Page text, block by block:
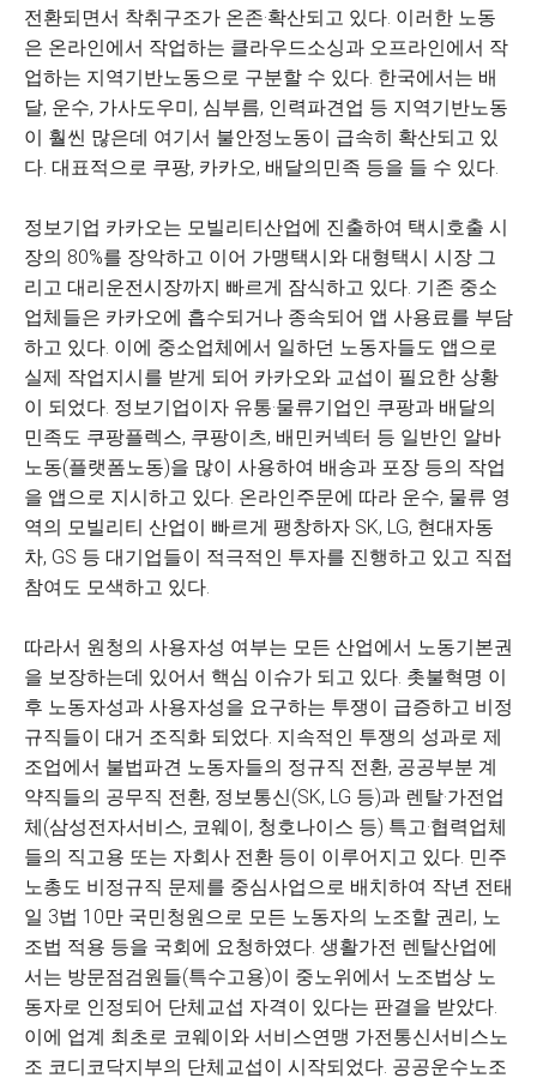
전환되면서 착취구조가 온존·확산되고 있다. 이러한 노동
은 온라인에서 작업하는 클라우드소싱과 오프라인에서 작
업하는 지역기반노동으로 구분할 수 있다. 한국에서는 배
달, 운수, 가사도우미, 심부름, 인력파견업 등 지역기반노동
이 훨씬 많은데 여기서 불안정노동이 급속히 확산되고 있
다. 대표적으로 쿠팡, 카카오, 배달의민족 등을 들 수 있다.
정보기업 카카오는 모빌리티산업에 진출하여 택시호출 시
장의 80%를 장악하고 이어 가맹택시와 대형택시 시장 그
리고 대리운전시장까지 빠르게 잠식하고 있다. 기존 중소
업체들은 카카오에 흡수되거나 종속되어 앱 사용료를 부담
하고 있다. 이에 중소업체에서 일하던 노동자들도 앱으로
실제 작업지시를 받게 되어 카카오와 교섭이 필요한 상황
이 되었다. 정보기업이자 유통·물류기업인 쿠팡과 배달의
민족도 쿠팡플렉스, 쿠팡이츠, 배민커넥터 등 일반인 알바
노동(플랫폼노동)을 많이 사용하여 배송과 포장 등의 작업
을 앱으로 지시하고 있다. 온라인주문에 따라 운수, 물류 영
역의 모빌리티 산업이 빠르게 팽창하자 SK, LG, 현대자동
차, GS 등 대기업들이 적극적인 투자를 진행하고 있고 직접
참여도 모색하고 있다.
따라서 원청의 사용자성 여부는 모든 산업에서 노동기본권
을 보장하는데 있어서 핵심 이슈가 되고 있다. 촛불혁명 이
후 노동자성과 사용자성을 요구하는 투쟁이 급증하고 비정
규직들이 대거 조직화 되었다. 지속적인 투쟁의 성과로 제
조업에서 불법파견 노동자들의 정규직 전환, 공공부분 계
약직들의 공무직 전환, 정보통신(SK, LG 등)과 렌탈·가전업
체(삼성전자서비스, 코웨이, 청호나이스 등) 특고·협력업체
들의 직고용 또는 자회사 전환 등이 이루어지고 있다. 민주
노총도 비정규직 문제를 중심사업으로 배치하여 작년 전태
일 3법 10만 국민청원으로 모든 노동자의 노조할 권리, 노
조법 적용 등을 국회에 요청하였다. 생활가전 렌탈산업에
서는 방문점검원들(특수고용)이 중노위에서 노조법상 노
동자로 인정되어 단체교섭 자격이 있다는 판결을 받았다.
이에 업계 최초로 코웨이와 서비스연맹 가전통신서비스노
조 코디코닥지부의 단체교섭이 시작되었다. 공공운수노조